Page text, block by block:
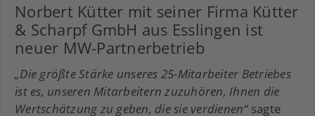
Norbert Kütter mit seiner Firma Kütter
& Scharpf GmbH aus Esslingen ist
neuer MW-Partnerbetrieb
„Die größte Stärke unseres 25-Mitarbeiter Betriebes
ist es, unseren Mitarbeitern zuzuhören, Ihnen die
Wertschätzung zu geben, die sie verdienen“sagte